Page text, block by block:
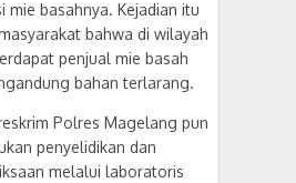
mie basahnya. Kejadian itu
bahwa di wilayah
penjual mie basah
bahan terlarang.
Polres Magelang pun
penyelidikan dan
melalui laboratoris